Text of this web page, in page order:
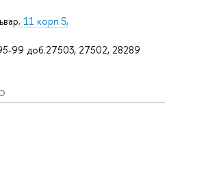
, 11 корп.S,
99 доб.27503, 27502, 28289